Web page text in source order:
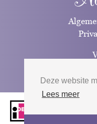
Deze website
Lees meer